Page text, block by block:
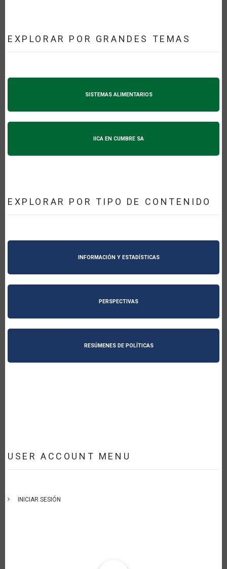
EXPLORAR POR GRANDES TEMAS
SISTEMAS ALIMENTARIOS
IICA EN CUMBRE SA
EXPLORAR POR TIPO DE CONTENIDO
INFORMACIÓN Y ESTADÍSTICAS
PERSPECTIVAS
RESÚMENES DE POLÍTICAS
USER ACCOUNT MENU
INICIAR SESIÓN